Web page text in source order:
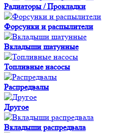
Радиаторы / Прокладки
Форсунки и распылители
Вкладыши шатунные
Топливные насосы
Распредвалы
Другое
Вкладыши распредвала